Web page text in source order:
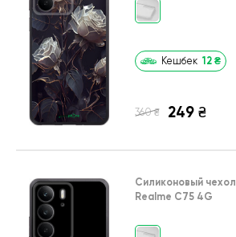
Кешбек 12 ₴
360 ₴ 249 ₴
Силиконовый чехол
Realme C75 4G